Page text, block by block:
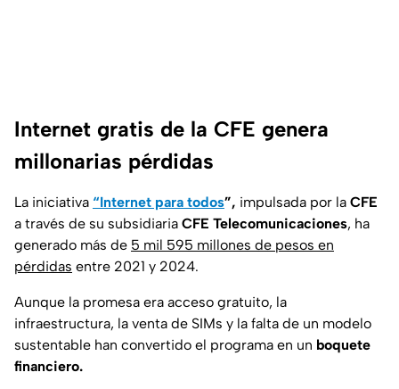
Internet gratis de la CFE genera
millonarias pérdidas
La iniciativa “Internet para todos”, impulsada por la CFE
a través de su subsidiaria CFE Telecomunicaciones, ha
generado más de 5 mil 595 millones de pesos en
pérdidas entre 2021 y 2024.
Aunque la promesa era acceso gratuito, la
infraestructura, la venta de SIMs y la falta de un modelo
sustentable han convertido el programa en un boquete
financiero.